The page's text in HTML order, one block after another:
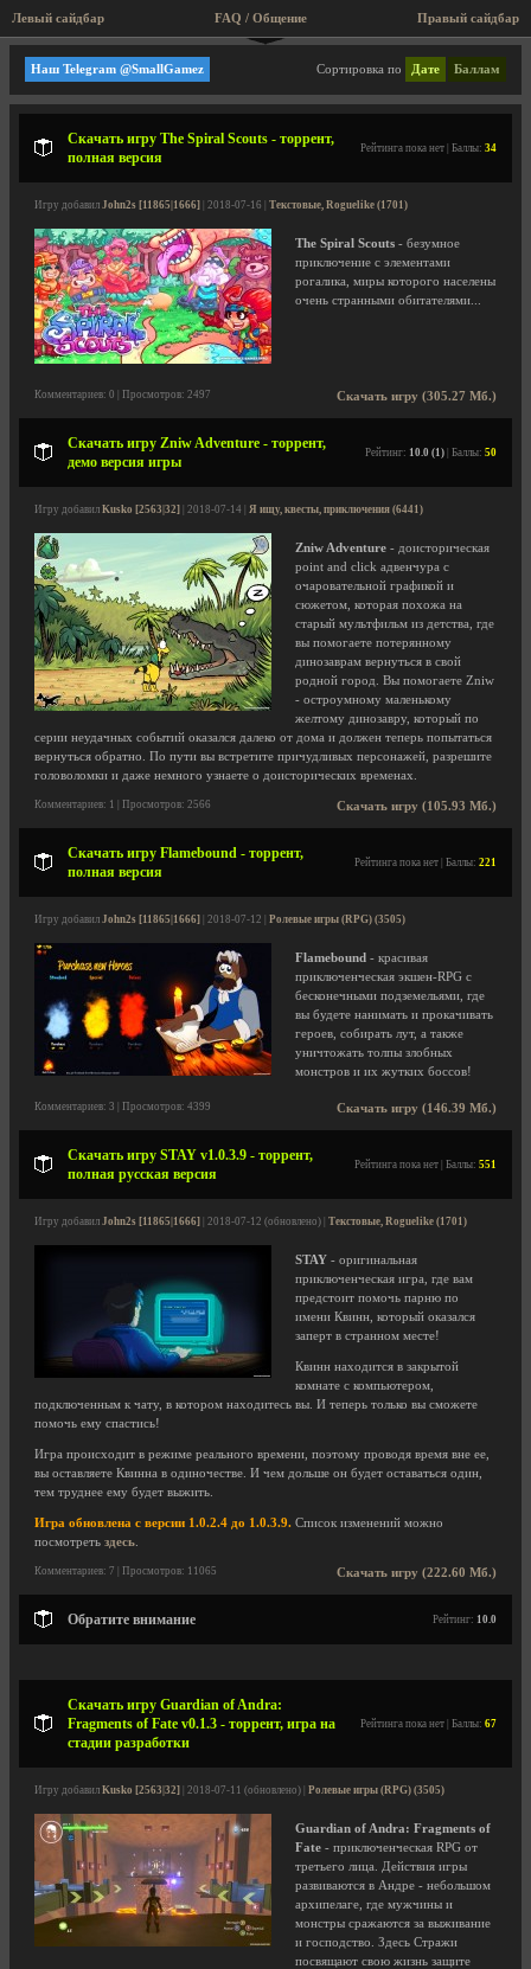
Левый сайдбар FAQ / Общение
Я ищу, квесты, приключения
Сортировка по Дате Баллам
Наш Telegram @SmallGamez
Скачать игру The Spiral Scouts - торрент,
полная версия
Рейтинга пока нет | Баллы: 34
Игру добавил John2s [11865|1666] | 2018-07-16 | Текстовые, Roguelike (1701)
The Spiral Scouts - безумное
приключение с элементами
рогалика, миры которого населены
очень странными обитателями...
Скачать игру (305.27 Мб.)
Комментариев: 0 | Просмотров: 2497
Скачать игру Zniw Adventure - торрент,
демо версия игры
Рейтинг: 10.0 (1) | Баллы: 50
Игру добавил Kusko [2563|32] | 2018-07-14 | Я ищу, квесты, приключения (6441)
Zniw Adventure - доисторическая
point and click адвенчура с
очаровательной графикой и
сюжетом, которая похожа на
старый мультфильм из детства, где
вы помогаете потерянному
динозаврам вернуться в свой
родной город. Вы помогаете Zniw
- остроумному маленькому
желтому динозавру, который по
серии неудачных событий оказался далеко от дома и должен теперь попытаться
вернуться обратно. По пути вы встретите причудливых персонажей, разрешите
головоломки и даже немного узнаете о доисторических временах.
Скачать игру (105.93 Мб.)
Комментариев: 1 | Просмотров: 2566
Скачать игру Flamebound - торрент,
полная версия
Рейтинга пока нет | Баллы: 221
Игру добавил John2s [11865|1666] | 2018-07-12 | Ролевые игры (RPG) (3505)
Flamebound - красивая
приключенческая экшен-RPG с
бесконечными подземельями, где
вы будете нанимать и прокачивать
героев, собирать лут, а также
уничтожать толпы злобных
монстров и их жутких боссов!
Скачать игру (146.39 Мб.)
Комментариев: 3 | Просмотров: 4399
Скачать игру STAY v1.0.3.9 - торрент,
полная русская версия
Рейтинга пока нет | Баллы: 551
Игру добавил John2s [11865|1666] | 2018-07-12 (обновлено) | Текстовые, Roguelike (1701)
STAY - оригинальная
приключенческая игра, где вам
предстоит помочь парню по
имени Квинн, который оказался
заперт в странном месте!
Квинн находится в закрытой
комнате с компьютером,
подключенным к чату, в котором находитесь вы. И теперь только вы сможете
помочь ему спастись!
Игра происходит в режиме реального времени, поэтому проводя время вне ее,
вы оставляете Квинна в одиночестве. И чем дольше он будет оставаться один,
тем труднее ему будет выжить.
Игра обновлена с версии 1.0.2.4 до 1.0.3.9. Список изменений можно
посмотреть здесь
Скачать игру (222.60 Мб.)
Комментариев: 7 | Просмотров: 11065
Обратите внимание Рейтинг: 10.0
Скачать игру Guardian of Andra:
Fragments of Fate v0.1.3 - торрент, игра на
стадии разработки
Рейтинга пока нет | Баллы: 67
Игру добавил Kusko [2563|32] | 2018-07-11 (обновлено) | Ролевые игры (RPG) (3505)
Guardian of Andra: Fragments of
Fate - приключенческая RPG от
третьего лица. Действия игры
развиваются в Андре - небольшом
архипелаге, где мужчины и
монстры сражаются за выживание
и господство. Здесь Стражи
посвящают свою жизнь защите